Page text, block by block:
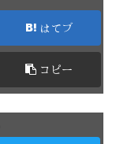
はてブ
コピー